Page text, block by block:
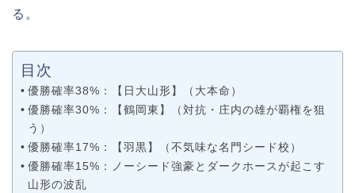
る。
目次
優勝確率38%：【日大山形】（大本命）
優勝確率30%：【鶴岡東】（対抗・庄内の雄が覇権を狙
う）
優勝確率17%：【羽黒】（不気味な名門シード校）
優勝確率15%：ノーシード強豪とダークホースが起こす
山形の波乱